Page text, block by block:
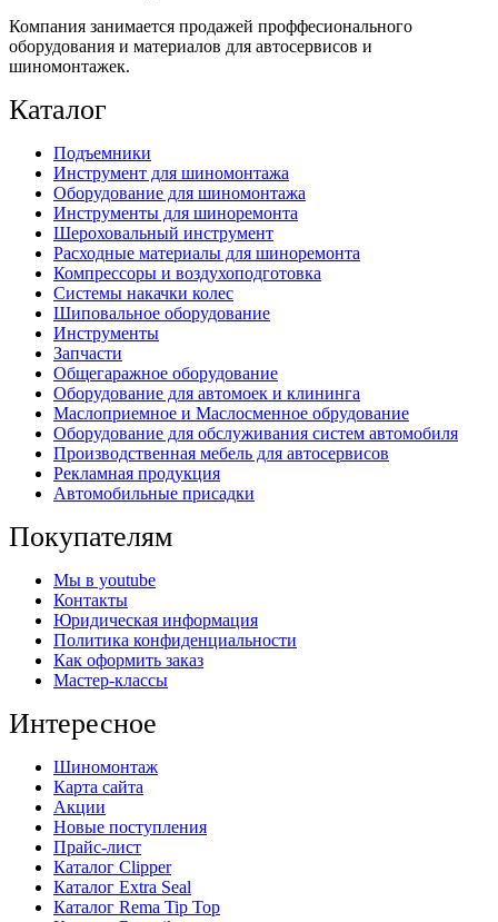
Компания занимается продажей проффесионального
оборудования и материалов для автосервисов и
шиномонтажек.
Каталог
Подъемники
Инструмент для шиномонтажа
Оборудование для шиномонтажа
Инструменты для шиноремонта
Шероховальный инструмент
Расходные материалы для шиноремонта
Компрессоры и воздухоподготовка
Системы накачки колес
Шиповальное оборудование
Инструменты
Запчасти
Общегаражное оборудование
Оборудование для автомоек и клининга
Маслоприемное и Маслосменное обрудование
Оборудование для обслуживания систем автомобиля
Производственная мебель для автосервисов
Рекламная продукция
Автомобильные присадки
Покупателям
Мы в youtube
Контакты
Юридическая информация
Политика конфиденциальности
Как оформить заказ
Мастер-классы
Интересное
Шиномонтаж
Карта сайта
Акции
Новые поступления
Прайс-лист
Каталог Clipper
Каталог Extra Seal
Каталог Rema Tip Top